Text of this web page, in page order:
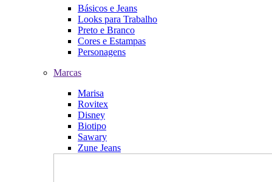
Básicos e Jeans
Looks para Trabalho
Preto e Branco
Cores e Estampas
Personagens
Marcas
Marisa
Rovitex
Disney
Biotipo
Sawary
Zune Jeans